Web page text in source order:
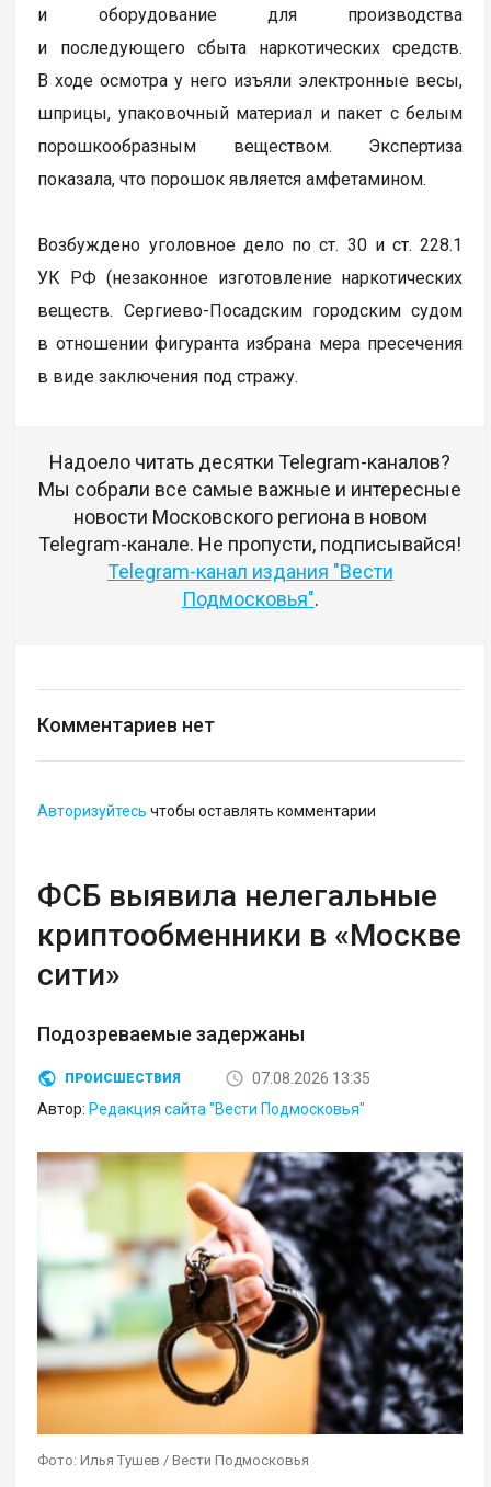
и оборудование для производства
и последующего сбыта наркотических средств.
В ходе осмотра у него изъяли электронные весы,
шприцы, упаковочный материал и пакет с белым
порошкообразным веществом. Экспертиза
показала, что порошок является амфетамином.
Возбуждено уголовное дело по ст. 30 и ст. 228.1
УК РФ (незаконное изготовление наркотических
веществ. Сергиево-Посадским городским судом
в отношении фигуранта избрана мера пресечения
в виде заключения под стражу.
Надоело читать десятки Telegram-каналов?
Мы собрали все самые важные и интересные
новости Московского региона в новом
Telegram-канале. Не пропусти, подписывайся!
Telegram-канал издания "Вести
Подмосковья".
Комментариев нет
Авторизуйтесь чтобы оставлять комментарии
ФСБ выявила нелегальные
криптообменники в «Москве
сити»
Подозреваемые задержаны
ПРОИСШЕСТВИЯ
07.08.2026 13:35
Автор: Редакция сайта "Вести Подмосковья"
Фото: Илья Тушев / Вести Подмосковья